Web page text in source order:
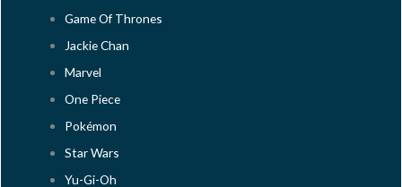
Game Of Thrones
Jackie Chan
Marvel
One Piece
Pokémon
Star Wars
Yu-Gi-Oh